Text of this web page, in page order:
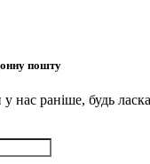
пошту
раніше, будь ласка,